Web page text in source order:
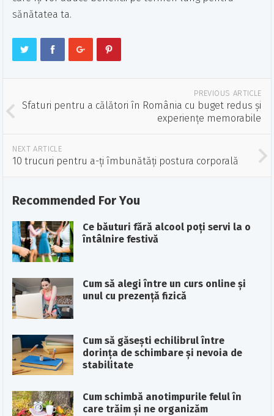
sănătatea ta.
PREVIOUS ARTICLE
Sfaturi pentru a călători în România cu buget redus și
experiențe memorabile
NEXT ARTICLE
10 trucuri pentru a-ți îmbunătăți postura corporală
Recommended For You
Ce băuturi fără alcool poți servi la o
întâlnire festivă
Cum să alegi între un curs online și
unul cu prezență fizică
Cum să găsești echilibrul între
dorința de schimbare și nevoia de
stabilitate
Cum schimbă anotimpurile felul în
care trăim și ne organizăm